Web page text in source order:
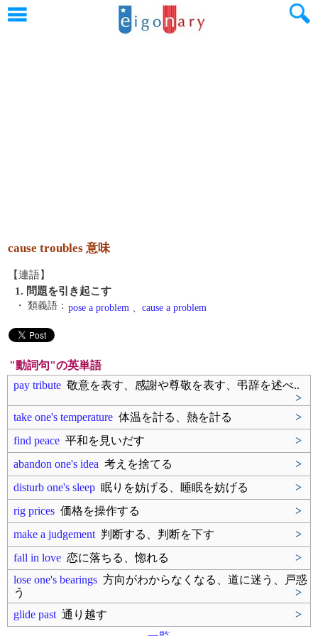
cause troubles 意味
【連語】
1. 問題を引き起こす
・ 類義語： pose a problem 、 cause a problem
"動詞句"の英単語
pay tribute 敬意を表す、感謝や尊敬を表す、弔辞を述べ..
>
take one's temperature 体温を計る、熱を計る
>
find peace 平和を見いだす
>
abandon one's idea 考えを捨てる
>
disturb one's sleep 眠りを妨げる、睡眠を妨げる
>
rig prices 価格を操作する
>
make a judgement 判断する、判断を下す
>
fall in love 恋に落ちる、惚れる
>
lose one's bearings 方向がわからなくなる、道に迷う、戸惑
う
>
glide past 通り越す
>